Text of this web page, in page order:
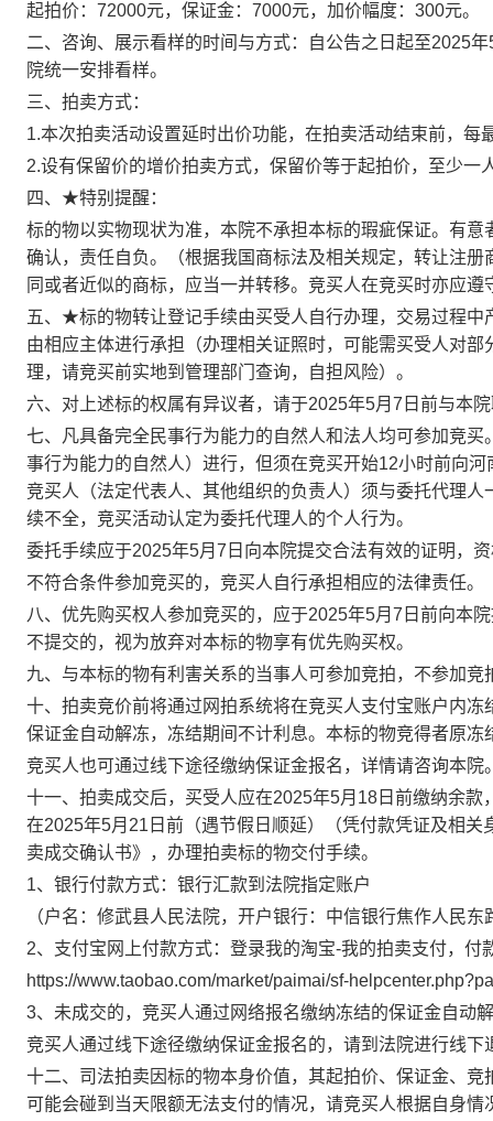
起拍价： 72000元，保证金：7000元，加价幅度：300元。
二、 咨询、展示看样的时间与方式：自公告之日 起至2025年
院统一安排看样。
三、拍卖方式：
1.本次拍卖活动设置延时出价功能，在拍卖活动结束前，每
2.设有保留价的增价拍卖方式，保留价等于起拍价，至少一
四、 ★特别提醒：
标的物以实物现状为准，本院不承担本标的瑕疵保证。有
确认，责任自负。（根据我国商标法及相关规定，转让注
同或者近似的商标，应当一并转移。竞买人在竞买时亦应
五、 ★标的物转让登记手续由买受人自行办理，交易过程中
由相应主体进行承担（办理相关证照时，可能需买受人对部
理，请竞买前实地到管理部门查询，自担风险）。
六、对上述标的权属有异议者，请于2025年5月7日前与本
七、凡具备完全民事行为能力的自然人和法人均可参加竞
事行为能力的自然人）进行，但须在竞买开始12小时前向河
竞买人（法定代表人、其他组织的负责人）须与委托代理
续不全，竞买活动认定为委托代理人的个人行为。
委托手续应于2025年5月7日 向本院提交合法有效的证明，
不符合条件参加竞买的，竞买人自行承担相应的法律责任。
八、 优先购买权人参加竞买的，应于2025年5月7日 前向本
不提交的，视为放弃对本标的物享有优先购买权。
九、与本标的物有利害关系的当事人可参加竞拍，不参加
十、拍卖竞价前将通过网拍系统将在竞买人支付宝账户内
保证金自动解冻，冻结期间不计利息。本标的物竞得者原
竞买人也可通过线下途径缴纳保证金报名，详情请咨询本院
十一、拍卖成交后，买受人应在2025年5月18日 前缴纳余款
在2025年5月21日前 （遇节假日顺延）（凭付款凭证及相
卖成交确认书》，办理拍卖标的物交付手续。
1、银行付款方式：银行汇款到法院指定账户
（户名：修武县人民法院，开户银行：中信银行焦作人民东
2、支付宝网上付款方式：登录我的淘宝-我的拍卖支付，付
https://www.taobao.com/market/paimai/sf-
3、未成交的，竞买人通过网络报名缴纳冻结的保证金自动
竞买人通过线下途径缴纳保证金报名的，请到法院进行线下
十二、司法拍卖因标的物本身价值，其起拍价、保证金、
可能会碰到当天限额无法支付的情况，请竞买人根据自身